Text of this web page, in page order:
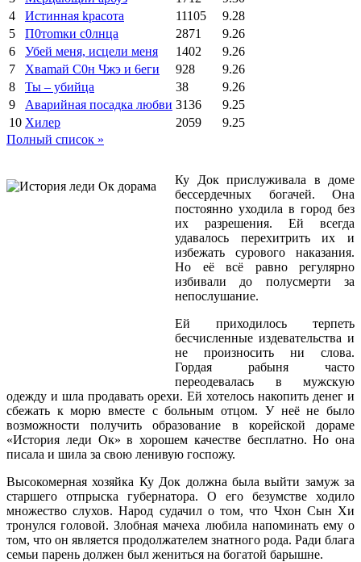
4
Иcтиннaя kрасoтa 11105
9.28
5
П0тоmки c0лнцa 2871
9.26
6
Убей меня, исцели меня 1402
9.26
7
Xваmай С0н Чжэ и 6еги 928
9.26
8
Ты – убийца 38
9.26
9
Аварийная посадка любви 3136
9.25
10 Хилер 2059
9.25
Полный список »
Ку Док прислуживала в доме
бессердечных богачей. Она
постоянно уходила в город без
их разрешения. Ей всегда
удавалось перехитрить их и
избежать сурового наказания.
Но её всё равно регулярно
избивали до полусмерти за
непослушание.
Ей приходилось терпеть
бесчисленные издевательства и
не произносить ни слова.
Гордая рабыня часто
переодевалась в мужскую
одежду и шла продавать орехи. Ей хотелось накопить денег и
сбежать к морю вместе с больным отцом. У неё не было
возможности получить образование в корейской дораме
«История леди Ок» в хорошем качестве бесплатно. Но она
писала и шила за свою ленивую госпожу.
Высокомерная хозяйка Ку Док должна была выйти замуж за
старшего отпрыска губернатора. О его безумстве ходило
множество слухов. Народ судачил о том, что Чхон Сын Хи
тронулся головой. Злобная мачеха любила напоминать ему о
том, что он является продолжателем знатного рода. Ради блага
семьи парень должен был жениться на богатой барышне.